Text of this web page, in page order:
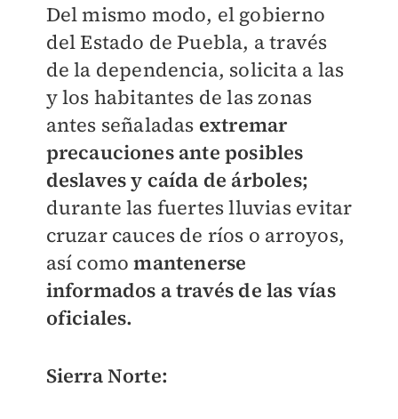
Del mismo modo, el gobierno
del Estado de Puebla, a través
de la dependencia, solicita a las
y los habitantes de las zonas
antes señaladas extremar
precauciones ante posibles
deslaves y caída de árboles;
durante las fuertes lluvias evitar
cruzar cauces de ríos o arroyos,
así como mantenerse
informados a través de las vías
oficiales.
Sierra Norte: